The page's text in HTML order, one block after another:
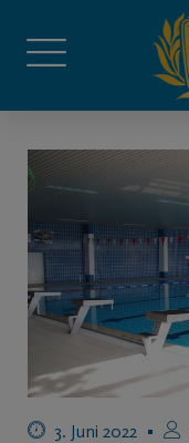
3. Juni 2022